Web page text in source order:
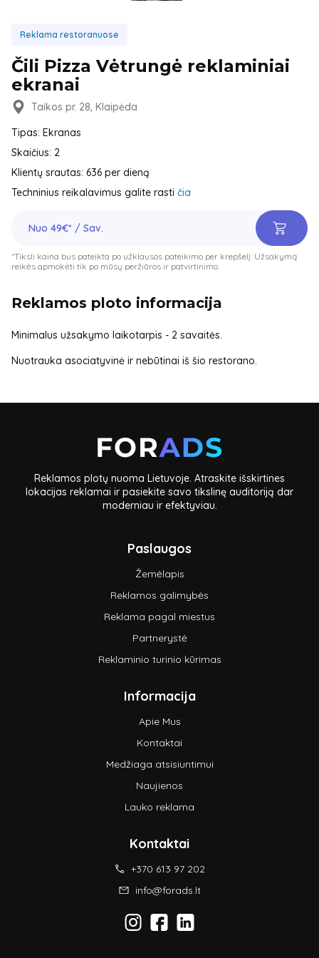
Reklama restoranuose
Čili Pizza Vėtrungė reklaminiai
ekranai
Taikos pr. 28, Klaipėda
Tipas: Ekranas
Skaičius: 2
Klientų srautas: 636 per dieną
Techninius reikalavimus galite rasti čia
Nuo 49€* / Sav.
*Tiksli kaina bus pateikta po užklausos pateikimo per krepšelį. Užsakymą
reikės apmokėti tik po mūsų peržiūros ir patvirtinimo.
Reklamos ploto informacija
Minimalus užsakymo laikotarpis - 2 savaitės.
Nuotrauka asociatyvinė ir nebūtinai iš šio restorano.
Reklamos plotų nuoma Lietuvoje. Atraskite išskirtines
lokacijas reklamai ir pasiekite savo tikslinę auditoriją dar
moderniau ir efektyviau.
Paslaugos
Žemėlapis
Reklamos galimybės
Reklama pagal miestus
Partnerystė
Reklaminio turinio kūrimas
Informacija
Apie Mus
Kontaktai
Medžiaga atsisiuntimui
Naujienos
Lauko reklama
Kontaktai
+370 613 97 202
info@forads.lt